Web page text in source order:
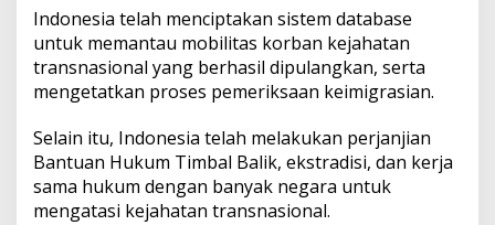
r
a
n
s
n
s
i
o
n
a
Indonesia telah menciptakan sistem database
untuk memantau mobilitas korban kejahatan
transnasional yang berhasil dipulangkan, serta
mengetatkan proses pemeriksaan keimigrasian.
Selain itu, Indonesia telah melakukan perjanjian
Bantuan Hukum Timbal Balik, ekstradisi, dan kerja
sama hukum dengan banyak negara untuk
mengatasi kejahatan transnasional.